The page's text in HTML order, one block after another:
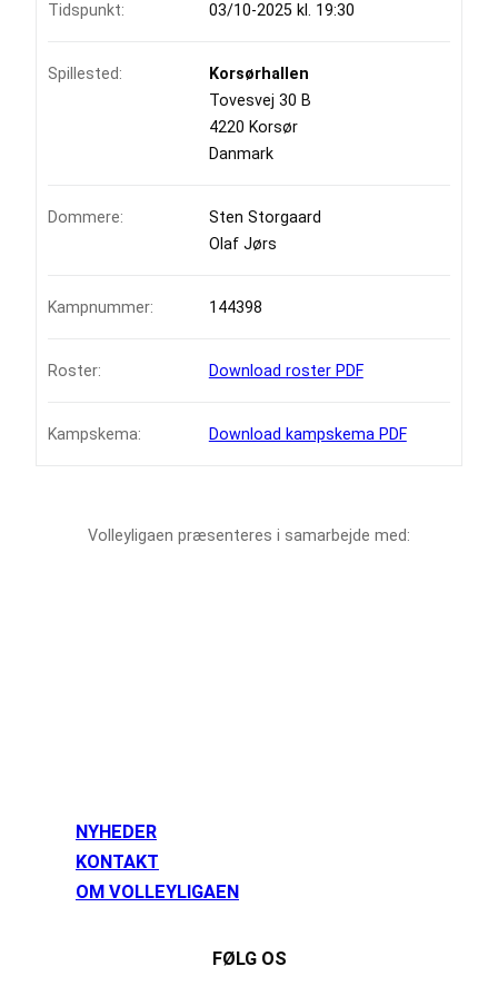
Tidspunkt: 03/10-2025 kl. 19:30
Spillested:
Korsørhallen
Tovesvej 30 B
4220 Korsør
Danmark
Dommere:
Sten Storgaard
Olaf Jørs
Kampnummer: 144398
Roster: Download roster PDF
Kampskema: Download kampskema PDF
Volleyligaen præsenteres i samarbejde med:
NYHEDER
KONTAKT
OM VOLLEYLIGAEN
FØLG OS